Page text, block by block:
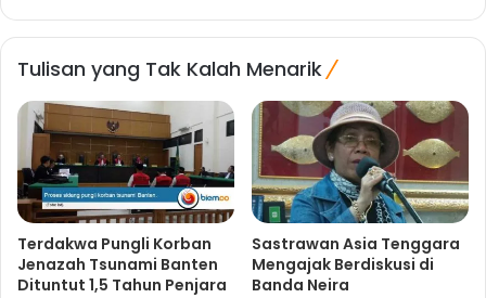
Tulisan yang Tak Kalah Menarik
Terdakwa Pungli Korban
Jenazah Tsunami Banten
Dituntut 1,5 Tahun Penjara
Sastrawan Asia Tenggara
Mengajak Berdiskusi di
Banda Neira